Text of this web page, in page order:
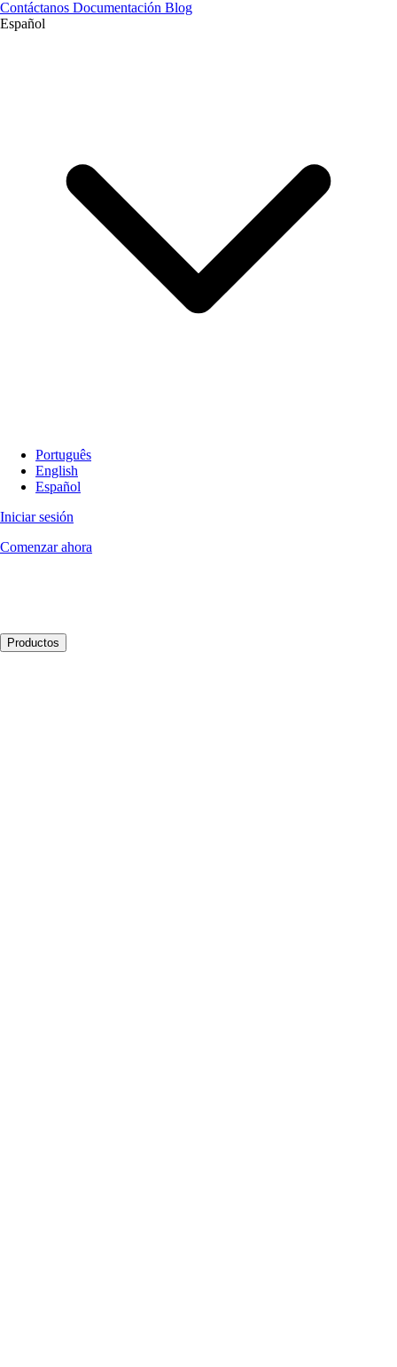
Contáctanos Documentación Blog
Español
Português
English
Español
Iniciar sesión
Comenzar ahora
Productos